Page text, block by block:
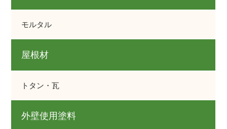
モルタル
屋根材
トタン・瓦
外壁使用塗料